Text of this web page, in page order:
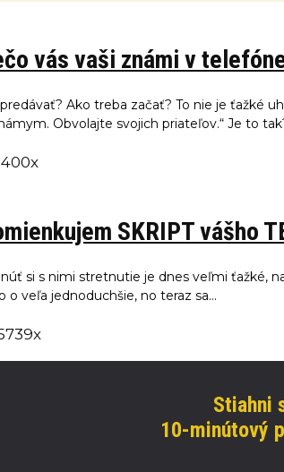
vás vaši známi v
Ako treba začať? To nie je ťažké
Obvolajte svojich priateľov.“ Je to
SKRIPT vášho
si s nimi stretnutie je dnes veľmi ťažké,
veľa jednoduchšie, no teraz sa...
Stiahni
10-minútový